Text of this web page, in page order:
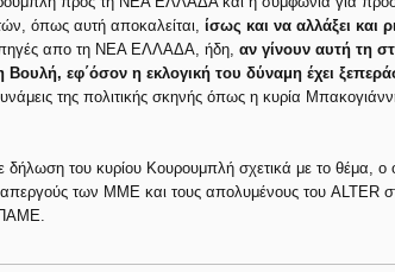
όπως αυτή αποκαλείται,ίσως και να αλλάξει και
πηγές απο τη ΝΕΑ ΕΛΛΑΔΑ, ήδη,αν γίνουν αυτή τη
εφ΄όσον η εκλογική του δύναμη έχει
της πολιτικής σκηνής όπως η κυρία
δήλωση του κυρίου Κουρουμπλή σχετικά με το θέμα, ο
των ΜΜΕ και τους απολυμένους του ALTER
ΠΑΜΕ.